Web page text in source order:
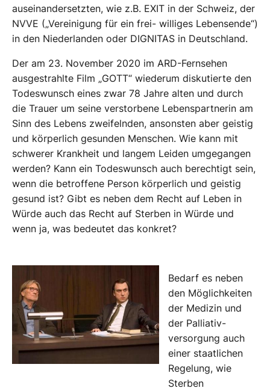
auseinandersetzten, wie z.B. EXIT in der Schweiz, der
NVVE („Vereinigung für ein frei- williges Lebensende“)
in den Niederlanden oder DIGNITAS in Deutschland.
Der am 23. November 2020 im ARD-Fernsehen
ausgestrahlte Film „GOTT“ wiederum diskutierte den
Todeswunsch eines zwar 78 Jahre alten und durch
die Trauer um seine verstorbene Lebenspartnerin am
Sinn des Lebens zweifelnden, ansonsten aber geistig
und körperlich gesunden Menschen. Wie kann mit
schwerer Krankheit und langem Leiden umgegangen
werden? Kann ein Todeswunsch auch berechtigt sein,
wenn die betroffene Person körperlich und geistig
gesund ist? Gibt es neben dem Recht auf Leben in
Würde auch das Recht auf Sterben in Würde und
wenn ja, was bedeutet das konkret?
Bedarf es neben
den Möglichkeiten
der Medizin und
der Palliativ-
versorgung auch
einer staatlichen
Regelung, wie
Sterben